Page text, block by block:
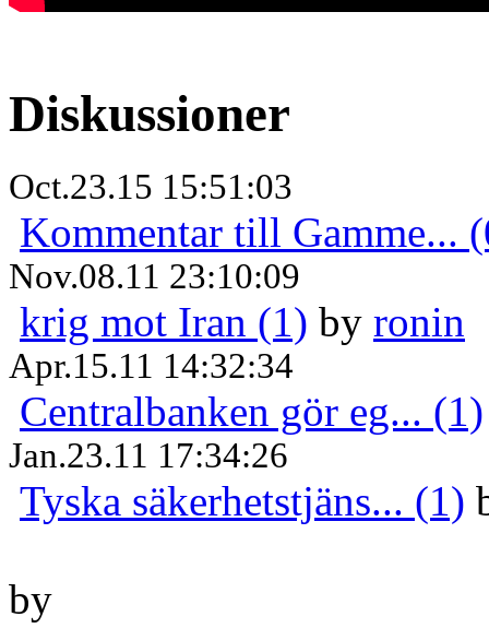
Diskussioner
Oct.23.15 15:51:03
Kommentar till Gamme...
Nov.08.11 23:10:09
krig mot Iran (1) by ronin
Apr.15.11 14:32:34
Centralbanken gör eg... (1)
Jan.23.11 17:34:26
Tyska säkerhetstjäns... (1)
by